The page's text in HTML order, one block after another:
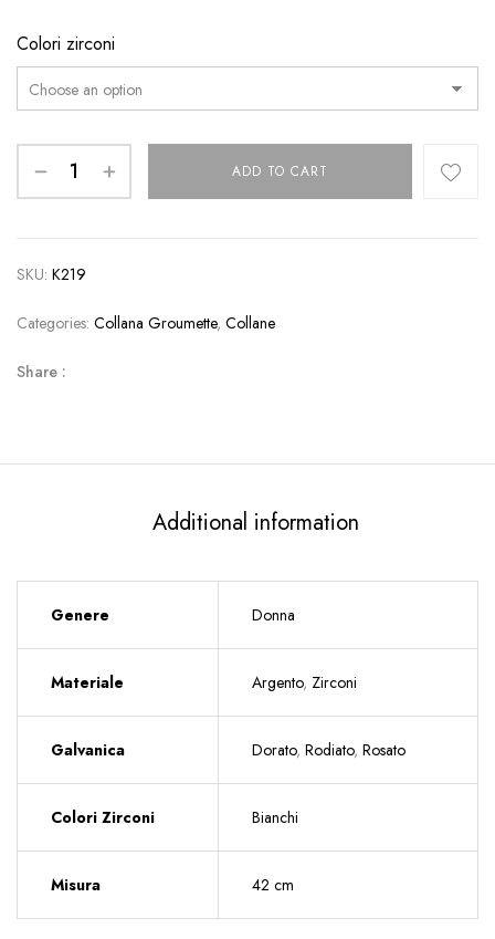
Colori zirconi
ADD TO CART
SKU: K219
Categories: Collana Groumette, Collane
Share :
Additional information
Genere Donna
Materiale Argento, Zirconi
Galvanica Dorato, Rodiato, Rosato
Colori Zirconi Bianchi
Misura 42 cm